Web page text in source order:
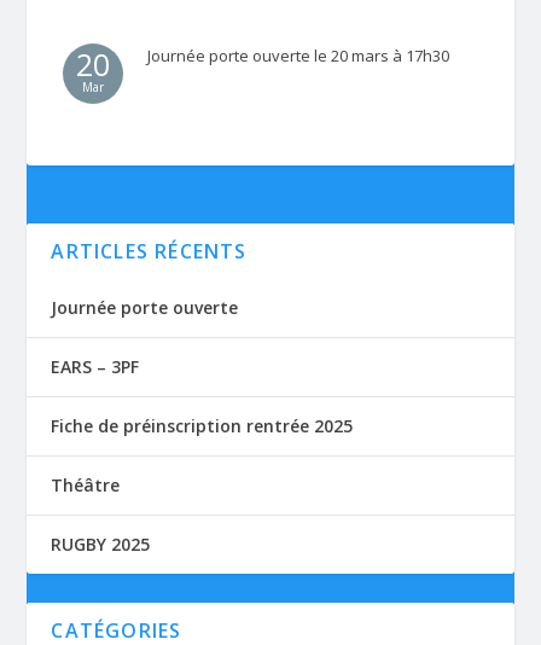
20
Mar
Journée porte ouverte le 20 mars à 17h30
ARTICLES RÉCENTS
Journée porte ouverte
EARS – 3PF
Fiche de préinscription rentrée 2025
Théâtre
RUGBY 2025
CATÉGORIES